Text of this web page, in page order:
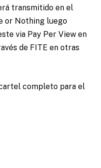
transmitido en el
or Nothing luego
via Pay Per View en
de FITE en otras
completo para el